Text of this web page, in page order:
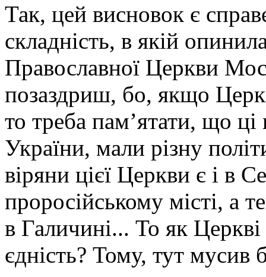
Так, цей висновок є
складність, в якій
Православної Церкви
позаздриш, бо, якщо
то треба пам’ятати, що ці
України, мали різну
віряни цієї Церкви є і в
проросійському місті, а
в Галичині... То як Церкві
єдність? Тому, тут мусив